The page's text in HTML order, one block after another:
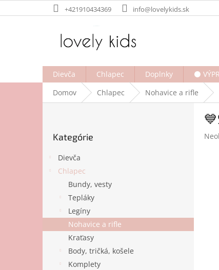
na
+421910434369 info@lovelykids.sk
Dievča Chlapec Doplnky ⚫
Domov
Chlapec Nohavice a rifle
kategórie
Kategórie
Dievča
Chlapec
Bundy, vesty
Tepláky
Legíny
Nohavice a rifle
Kraťasy
Body, tričká, košele
Komplety